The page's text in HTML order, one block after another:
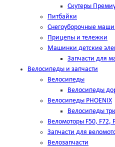
Скутеры
Питбайки
Снегоуборочные
Прицепы и тележки
Машинки детские
Запчасти для
Велосипеды и запчасти
Велосипеды
Велосипеды
Велосипеды PHOENIX
Велосипеды
Веломоторы F50, F72,
Запчасти для
Велозапчасти